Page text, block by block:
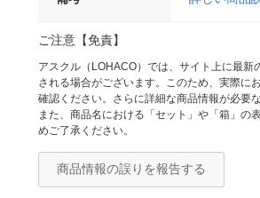
ご注意【免責】
アスクル（LOHACO）では、サイト上に最
される場合がございます。このため、実際に
確認ください。さらに詳細な商品情報が必要
また、商品名における「セット」や「箱」の
めご了承ください。
商品情報の誤りを報告する